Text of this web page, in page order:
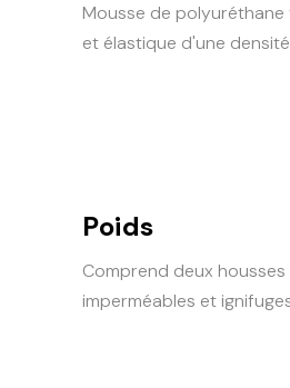
Mousse de
et élastique d'une
Poids
Comprend deux
imperméables et